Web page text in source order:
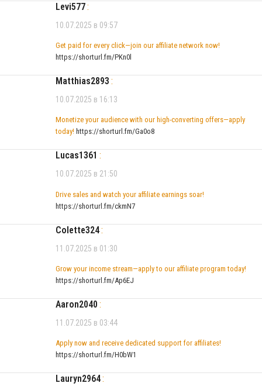
Levi577:
10.07.2025 в 09:57
Get paid for every click—join our affiliate network now!
https://shorturl.fm/PKn0l
Matthias2893 :
10.07.2025 в 16:13
Monetize your audience with our high-converting offers—apply
today! https://shorturl.fm/Ga0o8
Lucas1361 :
10.07.2025 в 21:50
Drive sales and watch your affiliate earnings soar!
https://shorturl.fm/ckmN7
Colette324:
11.07.2025 в 01:30
Grow your income stream—apply to our affiliate program today!
https://shorturl.fm/Ap6EJ
Aaron2040 :
11.07.2025 в 03:44
Apply now and receive dedicated support for affiliates!
https://shorturl.fm/H0bW1
Lauryn2964: